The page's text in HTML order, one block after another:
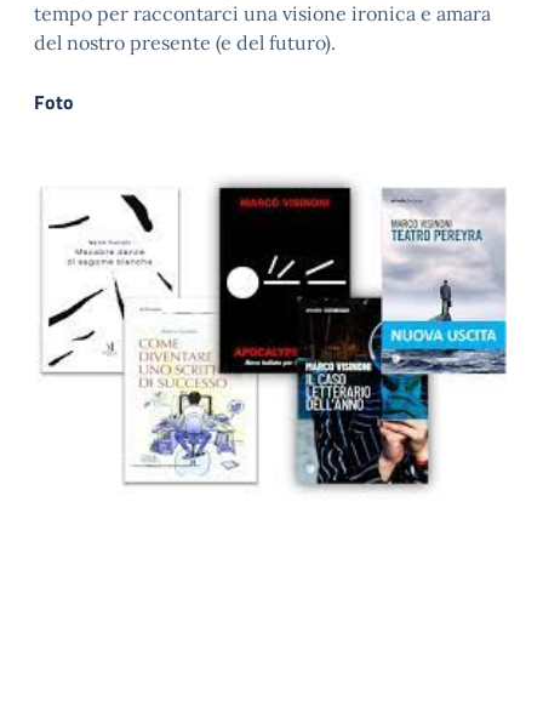
tempo per raccontarci una visione ironica e amara
del nostro presente (e del futuro).
Foto